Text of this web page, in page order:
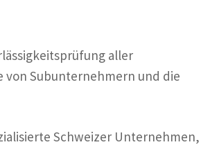
aller
Subunternehmern und die
Schweizer Unternehmen,